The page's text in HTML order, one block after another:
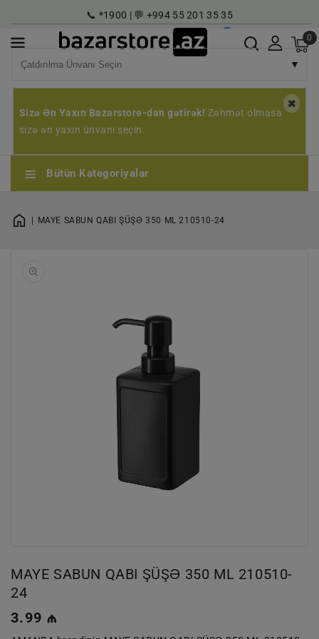
📞 *1900 | 💬 +994 55 201 35 35
Super Maqazin KaryeraQeyd | Giriş AZ 0
▼
Sizə Ən Yaxın Bazarstore-dan gətirək! Zəhmət olmasa
sizə ən yaxın ünvanı seçin.
Bütün Kategoriyalar
MAYE SABUN QABI ŞÜŞƏ 350 ML 210510-24
MAYE SABUN QABI ŞÜŞƏ 350 ML 210510-
24
Normal
3.99 ₼